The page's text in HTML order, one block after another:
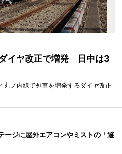
イヤ改正で増発 日中は3
丸ノ内線で列車を増発するダイヤ改正
ージに屋外エアコンやミストの「避